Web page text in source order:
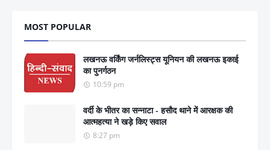
MOST POPULAR
लखनऊ वर्किंग जर्नलिस्ट्स यूनियन की लखनऊ इकाई
का पुनर्गठन
10:59 pm
वर्दी के भीतर का सन्नाटा - हसौद थाने में आरक्षक की
आत्महत्या ने खड़े किए सवाल
8:27 pm